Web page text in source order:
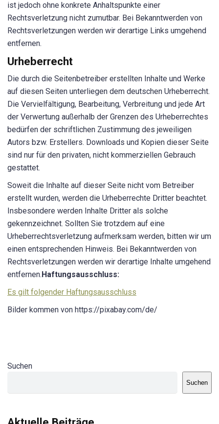
ist jedoch ohne konkrete Anhaltspunkte einer
Rechtsverletzung nicht zumutbar. Bei Bekanntwerden von
Rechtsverletzungen werden wir derartige Links umgehend
entfernen.
Urheberrecht
Die durch die Seitenbetreiber erstellten Inhalte und Werke
auf diesen Seiten unterliegen dem deutschen Urheberrecht.
Die Vervielfältigung, Bearbeitung, Verbreitung und jede Art
der Verwertung außerhalb der Grenzen des Urheberrechtes
bedürfen der schriftlichen Zustimmung des jeweiligen
Autors bzw. Erstellers. Downloads und Kopien dieser Seite
sind nur für den privaten, nicht kommerziellen Gebrauch
gestattet.
Soweit die Inhalte auf dieser Seite nicht vom Betreiber
erstellt wurden, werden die Urheberrechte Dritter beachtet.
Insbesondere werden Inhalte Dritter als solche
gekennzeichnet. Sollten Sie trotzdem auf eine
Urheberrechtsverletzung aufmerksam werden, bitten wir um
einen entsprechenden Hinweis. Bei Bekanntwerden von
Rechtsverletzungen werden wir derartige Inhalte umgehend
entfernen.Haftungsausschluss:
Es gilt folgender Haftungsausschluss
Bilder kommen von https://pixabay.com/de/
Suchen
Suchen